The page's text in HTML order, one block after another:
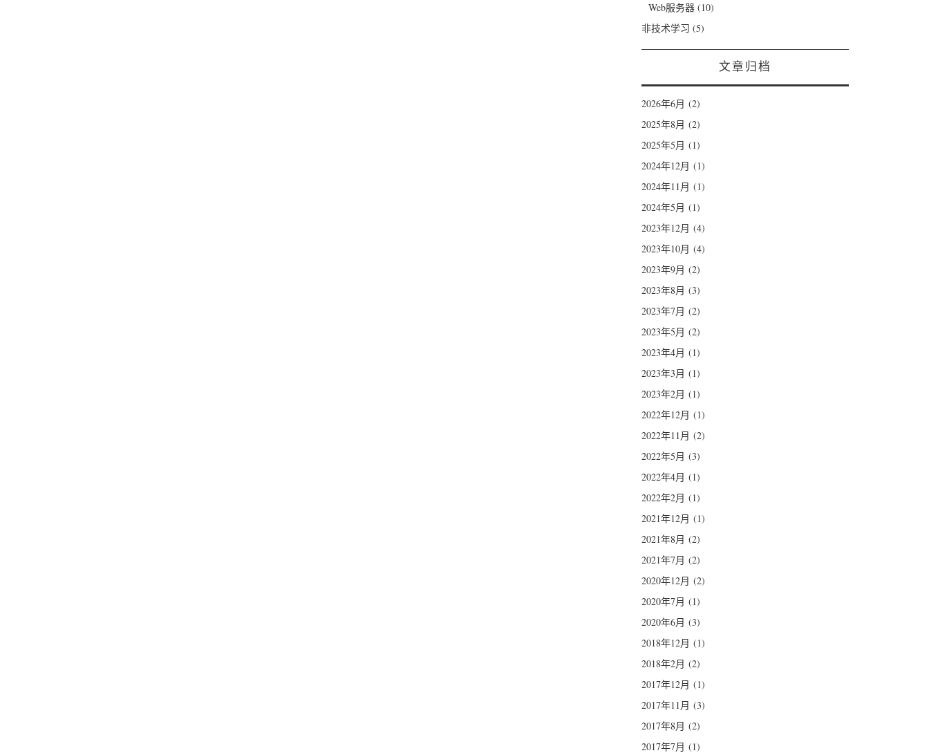
Web服务器(10)
非技术学习 (5)
文章归档
2026年6月 (2)
2025年8月 (2)
2025年5月 (1)
2024年12月 (1)
2024年11月 (1)
2024年5月 (1)
2023年12月 (4)
2023年10月 (4)
2023年9月 (2)
2023年8月 (3)
2023年7月 (2)
2023年5月 (2)
2023年4月 (1)
2023年3月 (1)
2023年2月 (1)
2022年12月 (1)
2022年11月 (2)
2022年5月 (3)
2022年4月 (1)
2022年2月 (1)
2021年12月 (1)
2021年8月 (2)
2021年7月 (2)
2020年12月 (2)
2020年7月 (1)
2020年6月 (3)
2018年12月 (1)
2018年2月 (2)
2017年12月 (1)
2017年11月 (3)
2017年8月 (2)
2017年7月 (1)